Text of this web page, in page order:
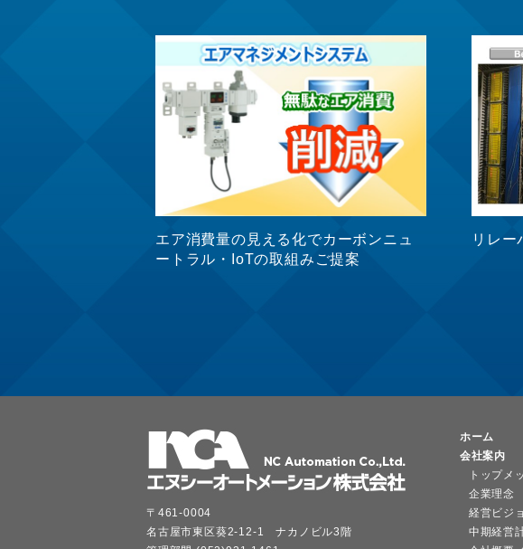
エア消費量の見える化でカーボンニュ
ートラル・IoTの取組みご提案
リレー
〒461-0004
名古屋市東区葵2-12-1 ナカノビル3階
ホーム
会社案内
トップメ
企業理念
経営ビジ
中期経営